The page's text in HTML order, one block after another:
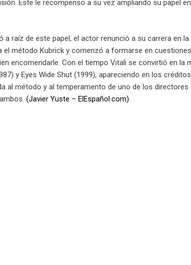
Este le recompenso a su vez ampliando su papel
raíz de este papel, el actor renunció a su carrera en
el método Kubrick y comenzó a formarse en
encomendarle. Con el tiempo Vitali se convirtió en la
y Eyes Wide Shut (1999), apareciendo en los
al método y al temperamento de uno de los
(Javier Yuste – ElEspañol.com)